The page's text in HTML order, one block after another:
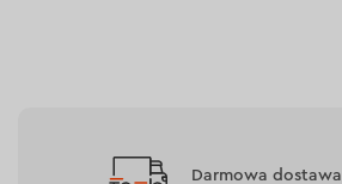
Darmowa dostawa